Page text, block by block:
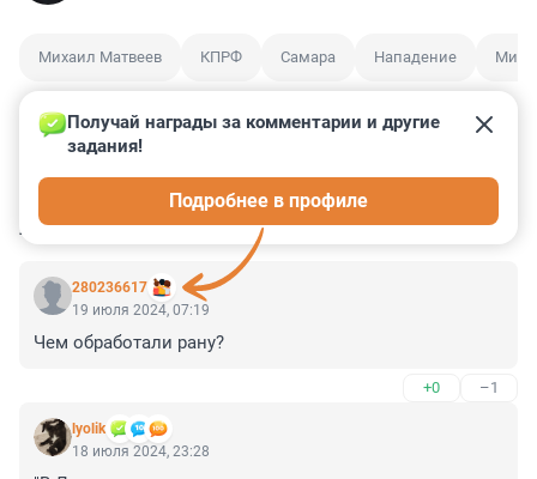
Михаил Матвеев КПРФ Самара Нападение
КОММЕНТАРИИ 44
280236617
Получай награды за комментарии и другие
задания!
Подробнее в профиле
19 июля 2024, 07:19
Чем обработали рану?
+0 –1
lyolik
18 июля 2024, 23:28